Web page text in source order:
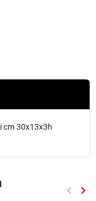
cm 30x13x3h
keyboard_arrow_left keyboard_arrow_right